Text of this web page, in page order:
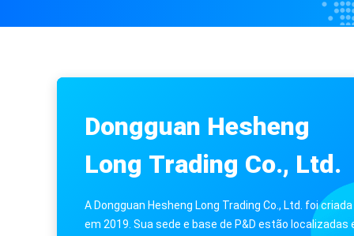
Dongguan Hesheng
Long Trading Co., Ltd.
A Dongguan Hesheng Long Trading Co., Ltd. foi criada
em 2019. Sua sede e base de P&D estão localizadas